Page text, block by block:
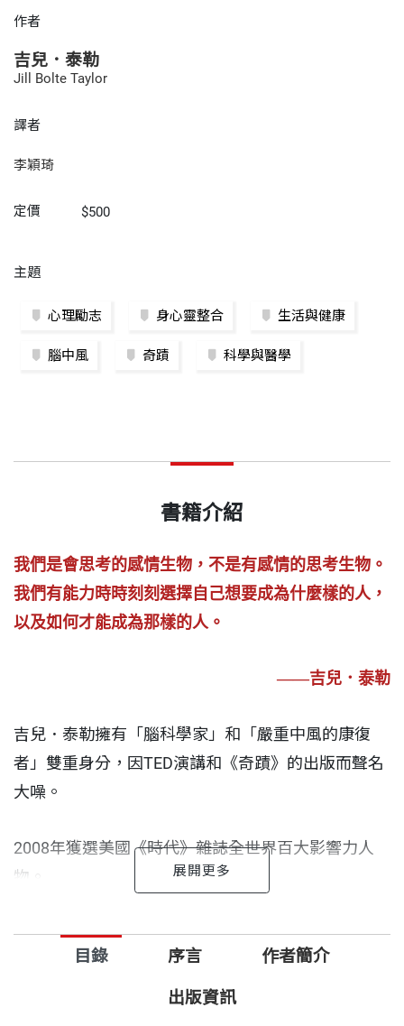
作者
吉兒．泰勒
Jill Bolte Taylor
譯者
李穎琦
定價 $500
主題
心理勵志 身心靈整合 生活與健康
腦中風 奇蹟 科學與醫學
書籍介紹
我們是會思考的感情生物，不是有感情的思考生物。
我們有能力時時刻刻選擇自己想要成為什麼樣的人，
以及如何才能成為那樣的人。
——吉兒．泰勒
吉兒．泰勒擁有「腦科學家」和「嚴重中風的康復
者」雙重身分，因TED演講和《奇蹟》的出版而聲名
大噪。
2008年獲選美國《時代》雜誌全世界百大影響力人
物。
經過八年復健及二十年持續把自己的腦袋當實驗室來
探究，她有了更深刻的體悟，認為傳統的「理性左
腦、感性右腦」二分法不正確，其實左右半腦各有一
目錄 序言 作者簡介
出版資訊